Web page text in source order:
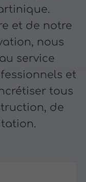
et de notre
nous
service
et
tous
de